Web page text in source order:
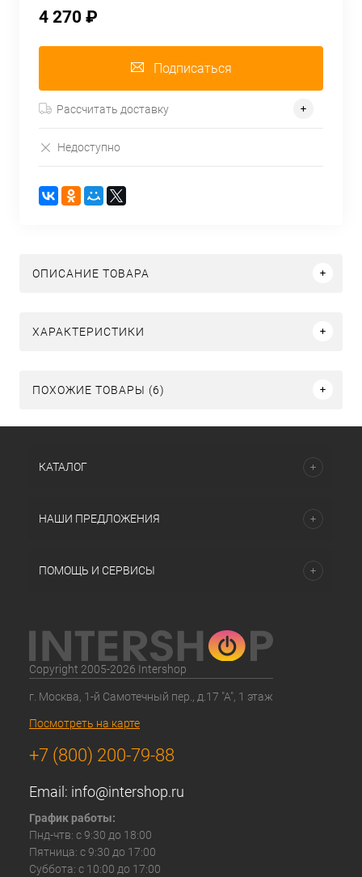
4 270 ₽
Подписаться
Рассчитать доставку
Недоступно
ОПИСАНИЕ ТОВАРА
ХАРАКТЕРИСТИКИ
ПОХОЖИЕ ТОВАРЫ (6)
КАТАЛОГ
НАШИ ПРЕДЛОЖЕНИЯ
ПОМОЩЬ И СЕРВИСЫ
Copyright 2005-2026 Intershop
г. Москва, 1-й Самотечный пер., д.17 "А", 1 этаж
Посмотреть на карте
+7 (800) 200-79-88
Email: info@intershop.ru
График работы:
Пнд-чтв: с 9:30 до 18:00
Пятница: с 9:30 до 17:00
Суббота: с 10:00 до 17:00